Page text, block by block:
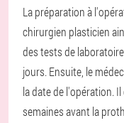
La préparation à
chirurgien plasticien
des tests de
jours. Ensuite, le
la date de l'opération.
semaines avant la